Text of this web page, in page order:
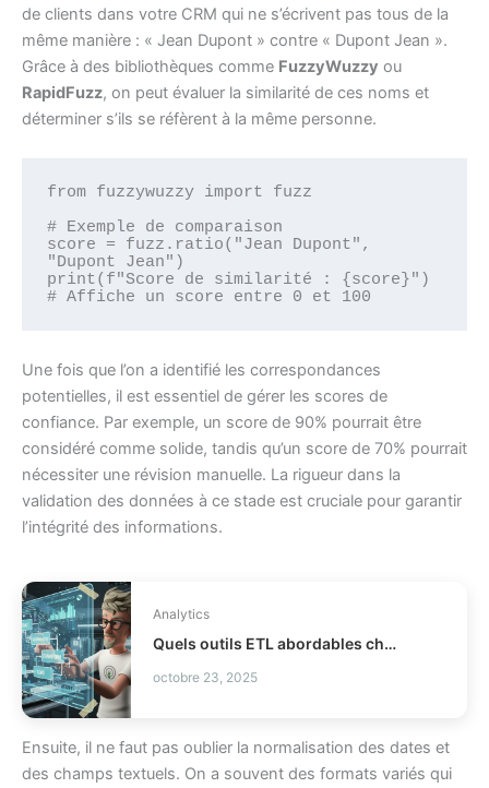
de clients dans votre CRM qui ne s’écrivent pas tous de la
même manière : « Jean Dupont » contre « Dupont Jean ».
Grâce à des bibliothèques comme FuzzyWuzzy ou
RapidFuzz, on peut évaluer la similarité de ces noms et
déterminer s’ils se réfèrent à la même personne.
from fuzzywuzzy import fuzz
# Exemple de comparaison
score = fuzz.ratio("Jean Dupont",
"Dupont Jean")
print(f"Score de similarité : {score}")
Une fois que l’on a identifié les correspondances
potentielles, il est essentiel de gérer les scores de
confiance. Par exemple, un score de 90% pourrait être
considéré comme solide, tandis qu’un score de 70% pourrait
nécessiter une révision manuelle. La rigueur dans la
validation des données à ce stade est cruciale pour garantir
l’intégrité des informations.
Analytics
Quels outils ETL abordables choisir en 2026 ?
octobre 23, 2025
Ensuite, il ne faut pas oublier la normalisation des dates et
des champs textuels. On a souvent des formats variés qui